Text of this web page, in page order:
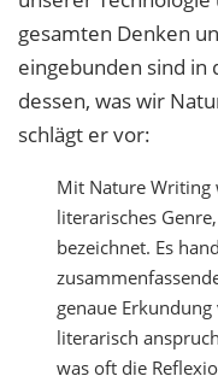
gesamten Denken
eingebunden sind in
dessen, was wir
schlägt er vor:
Mit Nature Writing
literarisches
bezeichnet. Es
genaue
literarisch
was oft die